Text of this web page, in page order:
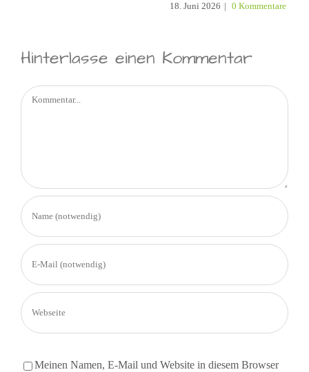
18. Juni 2026 | 0 Kommentare
Hinterlasse einen Kommentar
Kommentar
Meinen Namen, E-Mail und Website in diesem Browser